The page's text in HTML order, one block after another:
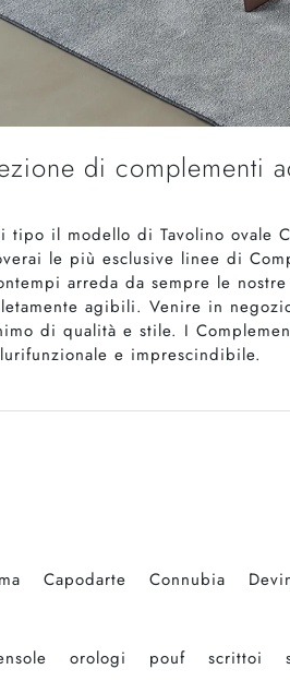
di complementi
il modello di Tavolino ovale
le più esclusive linee di
arreda da sempre le
agibili. Venire in
di qualità e stile. I
e imprescindibile.
Capodarte Connubia
orologi pouf scrittoi